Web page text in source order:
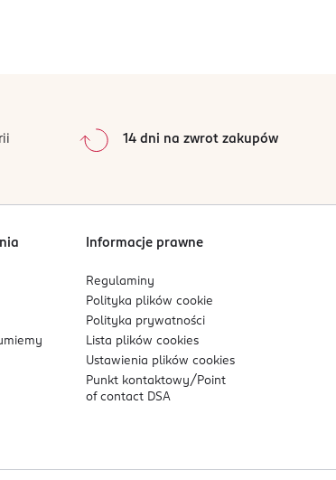
14 dni na zwrot zakupów
Informacje prawne
Regulaminy
Polityka plikówcookie
Polityka prywatności
Lista plikówcookies
Ustawienia plikówcookies
Punkt kontaktowy/ Point
of contact DSA